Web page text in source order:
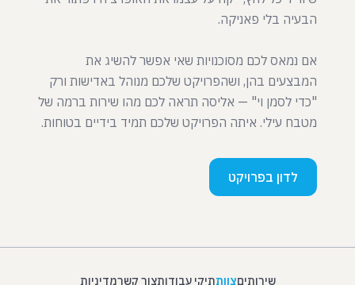
אם נמאס לכם מסוכנויות שאי אפשר להשיג את
המבצעים בהן, ושהפרויקט שלכם מנוהל באדישות ורק
"כדי לסמן וי" — אליסה תראה לכם מהו שירות ברמה של
מטבח עילי. איתה הפרויקט שלכם תמיד בידיים בטוחות.
לדון בפרויקט
שירותיםצוותתיקי עבודותצור קשרמדיניות